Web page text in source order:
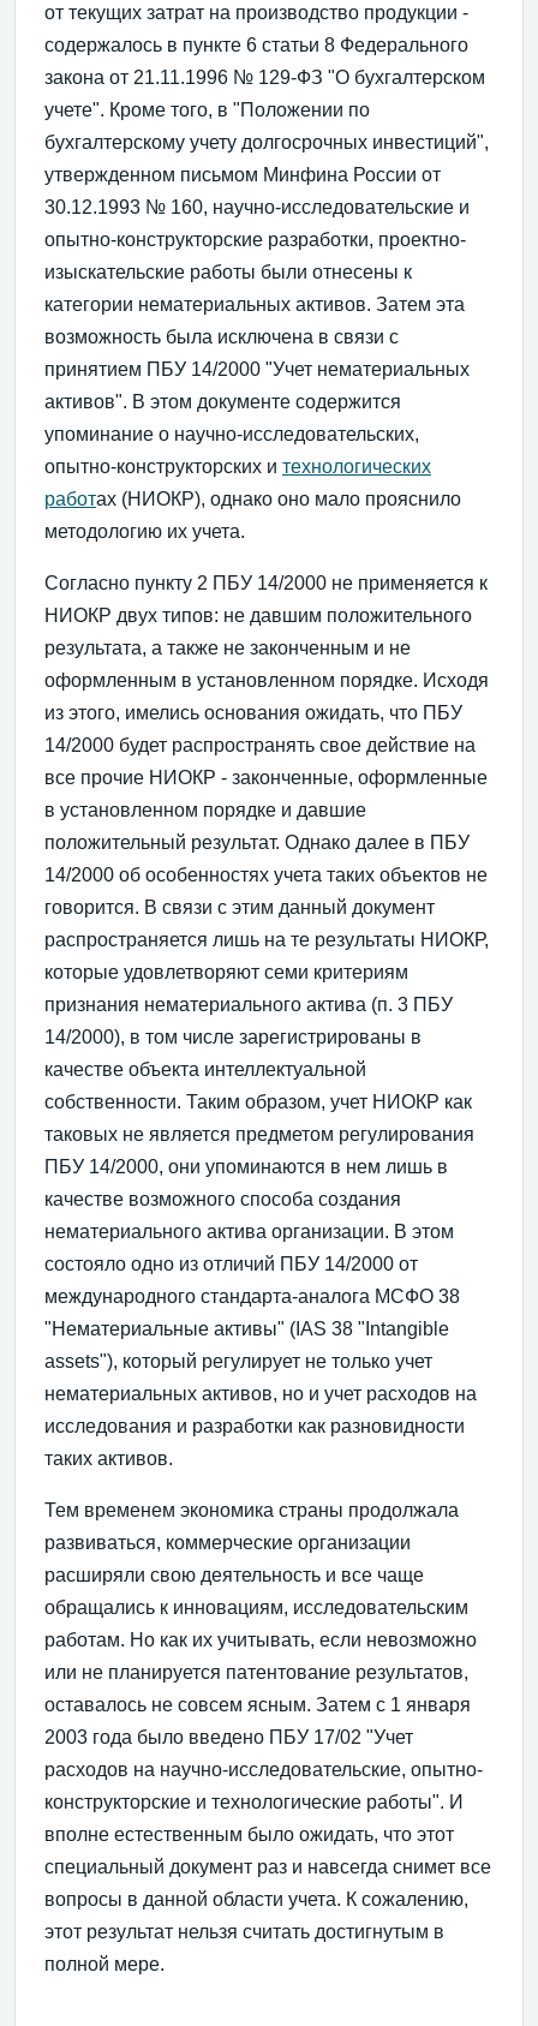
от текущих затрат на производство продукции -
содержалось в пункте 6 статьи 8 Федерального
закона от 21.11.1996 № 129-ФЗ "О бухгалтерском
учете". Кроме того, в "Положении по
бухгалтерскому учету долгосрочных инвестиций",
утвержденном письмом Минфина России от
30.12.1993 № 160, научно-исследовательские и
опытно-конструкторские разработки, проектно-
изыскательские работы были отнесены к
категории нематериальных активов. Затем эта
возможность была исключена в связи с
принятием ПБУ 14/2000 "Учет нематериальных
активов". В этом документе содержится
упоминание о научно-исследовательских,
опытно-конструкторских и технологических
работах (НИОКР), однако оно мало прояснило
методологию их учета.
Согласно пункту 2 ПБУ 14/2000 не применяется к
НИОКР двух типов: не давшим положительного
результата, а также не законченным и не
оформленным в установленном порядке. Исходя
из этого, имелись основания ожидать, что ПБУ
14/2000 будет распространять свое действие на
все прочие НИОКР - законченные, оформленные
в установленном порядке и давшие
положительный результат. Однако далее в ПБУ
14/2000 об особенностях учета таких объектов не
говорится. В связи с этим данный документ
распространяется лишь на те результаты НИОКР,
которые удовлетворяют семи критериям
признания нематериального актива (п. 3 ПБУ
14/2000), в том числе зарегистрированы в
качестве объекта интеллектуальной
собственности. Таким образом, учет НИОКР как
таковых не является предметом регулирования
ПБУ 14/2000, они упоминаются в нем лишь в
качестве возможного способа создания
нематериального актива организации. В этом
состояло одно из отличий ПБУ 14/2000 от
международного стандарта-аналога МСФО 38
"Нематериальные активы" (IAS 38 "Intangible
assets"), который регулирует не только учет
нематериальных активов, но и учет расходов на
исследования и разработки как разновидности
таких активов.
Тем временем экономика страны продолжала
развиваться, коммерческие организации
расширяли свою деятельность и все чаще
обращались к инновациям, исследовательским
работам. Но как их учитывать, если невозможно
или не планируется патентование результатов,
оставалось не совсем ясным. Затем с 1 января
2003 года было введено ПБУ 17/02 "Учет
расходов на научно-исследовательские, опытно-
конструкторские и технологические работы". И
вполне естественным было ожидать, что этот
специальный документ раз и навсегда снимет все
вопросы в данной области учета. К сожалению,
этот результат нельзя считать достигнутым в
полной мере.